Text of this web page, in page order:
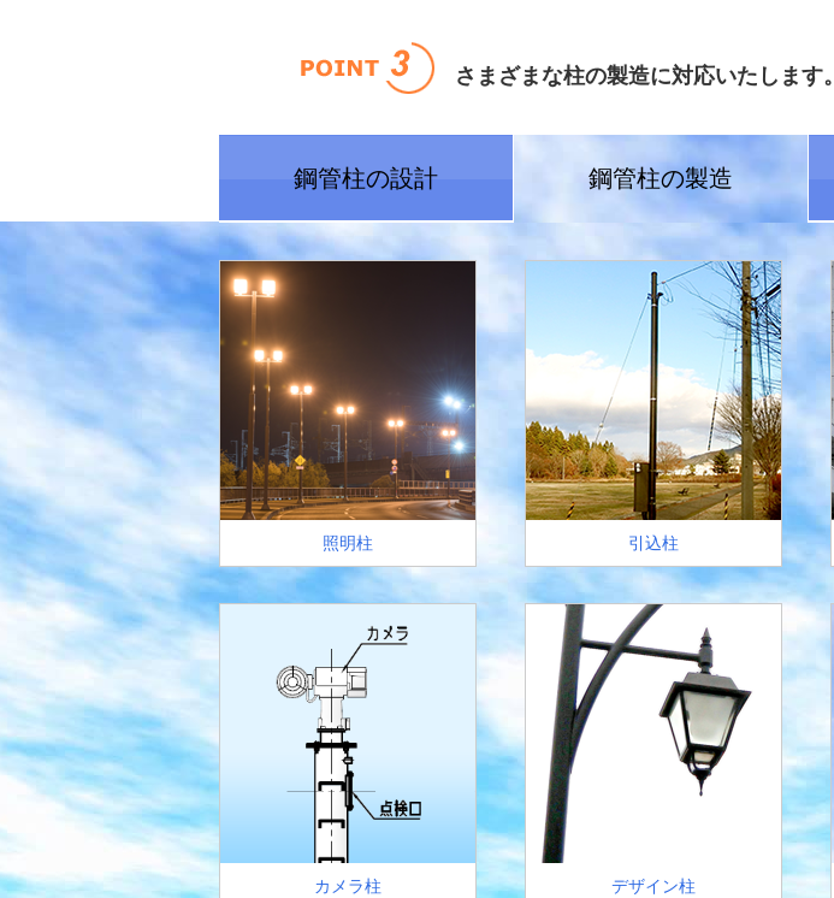
さまざまな柱の製造に対応いたします。
鋼管柱の設計 鋼管柱の製造
照明柱 引込柱
カメラ柱 デザイン柱